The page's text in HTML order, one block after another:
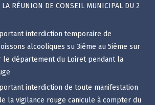
RÉUNION DE CONSEIL MUNICIPAL DU 2
interdiction temporaire de
alcooliques su 3ième au 5ième sur
département du Loiret pendant la
interdiction de toute manifestation
la vigilance rouge canicule à compter du